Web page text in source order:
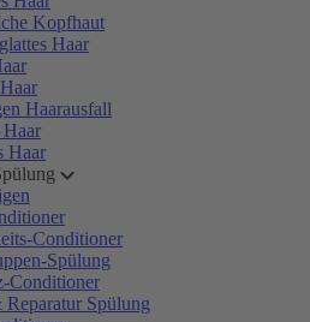
Kopfhaut
Haar
Haarausfall
Haar
Haar
Conditioner
Spülung
Conditioner
Spülung